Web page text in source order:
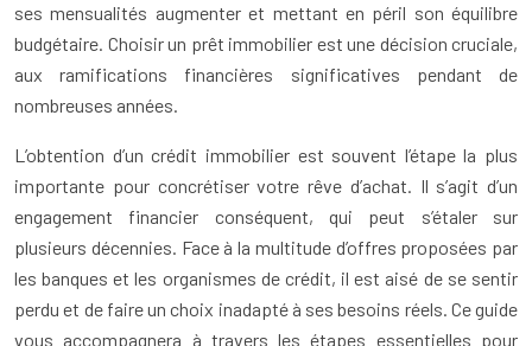
ses mensualités augmenter et mettant en péril son équilibre
budgétaire. Choisir un prêt immobilier est une décision cruciale,
aux ramifications financières significatives pendant de
nombreuses années.
L’obtention d’un crédit immobilier est souvent l’étape la plus
importante pour concrétiser votre rêve d’achat. Il s’agit d’un
engagement financier conséquent, qui peut s’étaler sur
plusieurs décennies. Face à la multitude d’offres proposées par
les banques et les organismes de crédit, il est aisé de se sentir
perdu et de faire un choix inadapté à ses besoins réels. Ce guide
vous accompagnera à travers les étapes essentielles pour